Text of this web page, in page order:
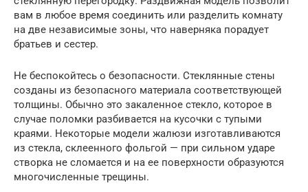
вам в любое время соединить или разделить комнату
на две независимые зоны, что наверняка порадует
братьев и сестер.
Не беспокойтесь о безопасности. Стеклянные стены
созданы из безопасного материала соответствующей
толщины. Обычно это закаленное стекло, которое в
случае поломки разбивается на кусочки с тупыми
краями. Некоторые модели жалюзи изготавливаются
из стекла, склеенного фольгой — при сильном ударе
створка не сломается и на ее поверхности образуются
многочисленные трещины.